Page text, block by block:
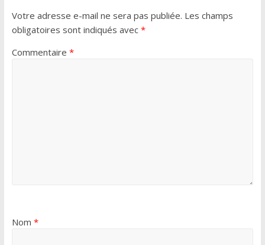
Votre adresse e-mail ne sera pas publiée. Les champs
obligatoires sont indiqués avec *
Commentaire *
Nom *